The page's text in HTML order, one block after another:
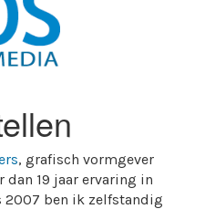
, grafisch vormgever
19 jaar ervaring in
2007 ben ik zelfstandig